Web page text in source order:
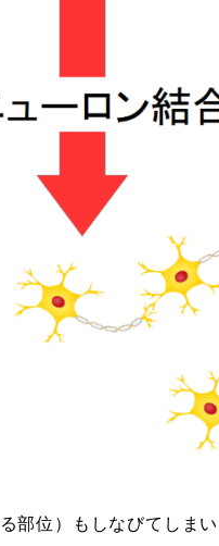
位）もしなびてしまい